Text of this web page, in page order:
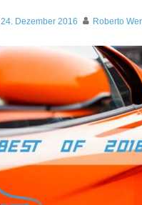
24. Dezember 2016 Roberto